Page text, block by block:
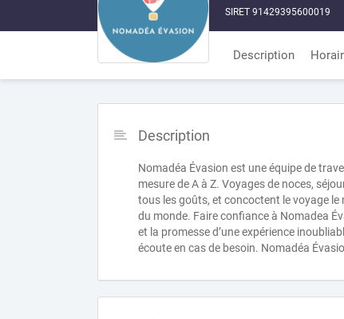
SIRET 91429395600019
Description
Description
Nomadéa Évasion est une équipe de
mesure de A à Z. Voyages de noces,
tous les goûts, et concoctent le voyage
du monde. Faire confiance à Nomadea
et la promesse d’une expérience
écoute en cas de besoin. Nomadéa